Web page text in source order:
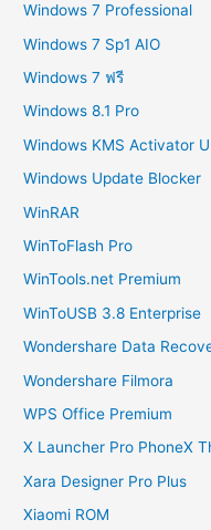
Windows 7 Professional
Windows 7 Sp1 AIO
Windows 7 ฟรี
Windows 8.1 Pro
Windows KMS Activator
Windows Update Blocker
WinRAR
WinToFlash Pro
WinTools.net Premium
WinToUSB 3.8 Enterprise
Wondershare Data
Wondershare Filmora
WPS Office Premium
X Launcher Pro PhoneX
Xara Designer Pro Plus
Xiaomi ROM